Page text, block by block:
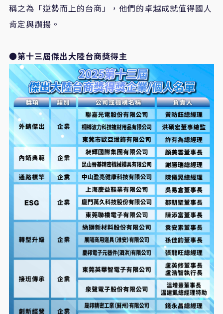
稱之為「逆勢而上的台商」，他們的卓越成就值得國人
肯定與讚揚。
●第十三屆傑出大陸台商獎得主